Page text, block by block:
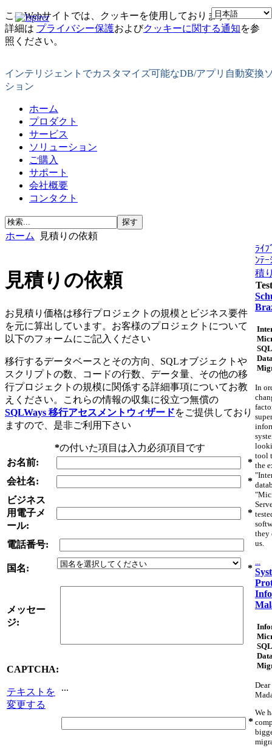
このWebサイトでは、クッキーを使用しております。
詳細は プライバシー保護およびクッキーに関する通知を参
照ください。
インテリジェントでカスタマイズ可能なDB/アプリ自動変換
ション
ホーム
プロダクト
サービス
ソリューション
ご購入
サポート
会社概要
コンタクト
ホーム 見積りの依頼
見積りの依頼
お見積り価格は移行プロジェクトの規模とビジネス要件
を元に算出しています。お客様のプロジェクトについて
以下のフォームにご記入ください
移行するデータベースとその方向、SQLオブジェクトや
スクリプトの数、コードの行数、データ量、その他の移
行プロジェクトの規模に関係する詳細事項についてお教
えください。これらの情報の収集に役立つ無償の
SQLWays 移行アセスメントウィザードをご提供しており
ますので、是非ご利用下さい
*の付いた項目は入力必須項目です
お名前:
*
会社名:
*
ビジネス
用電子メ
ール:
*
電話番号:
国名: *
メッセー
ジ:
CAPTCHA:
テキストを
変更する
...
*
ﾗｲﾌ
ﾝﾃｰ
積
In
tool
the
they
us.
We